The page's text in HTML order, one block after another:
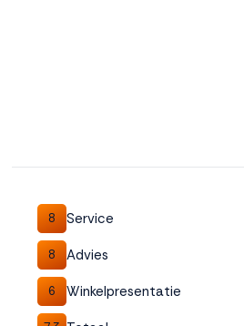
8 Service
8 Advies
6 Winkelpresentatie